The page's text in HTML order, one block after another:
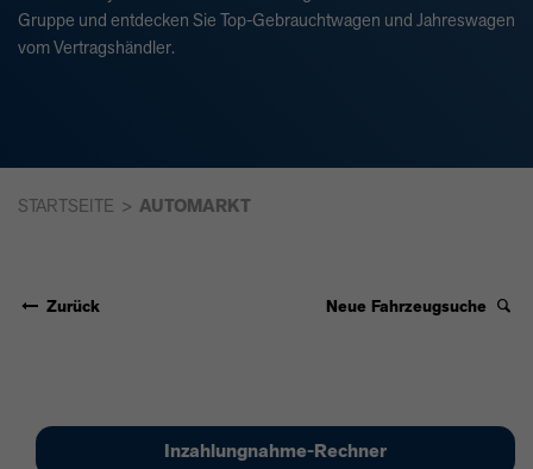
Gruppe und entdecken Sie Top-Gebrauchtwagen und Jahreswagen
vom Vertragshändler.
STARTSEITE AUTOMARKT
Zurück Neue Fahrzeugsuche
Inzahlungnahme-Rechner